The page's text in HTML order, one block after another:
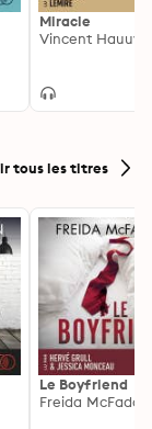
Miracle
Vincent Hauuy
tous les titres
Le Boyfriend
Freida